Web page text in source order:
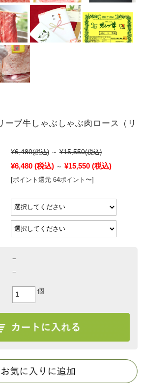
ーブ牛しゃぶしゃぶ肉ロース（リ
¥6,480(税込) ～ ¥15,550(税込)
¥6,480 (税込) ～ ¥15,550 (税込)
[ポイント還元 64ポイント〜]
−
−
個